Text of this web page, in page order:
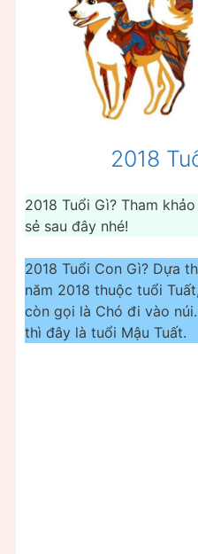
2018
2018 Tuổi Gì? Tham
sẻ sau đây nhé!
2018 Tuổi Con Gì? Dựa
năm 2018 thuộc tuổi
còn gọi là Chó đi vào
thì đây là tuổi Mậu Tuất.